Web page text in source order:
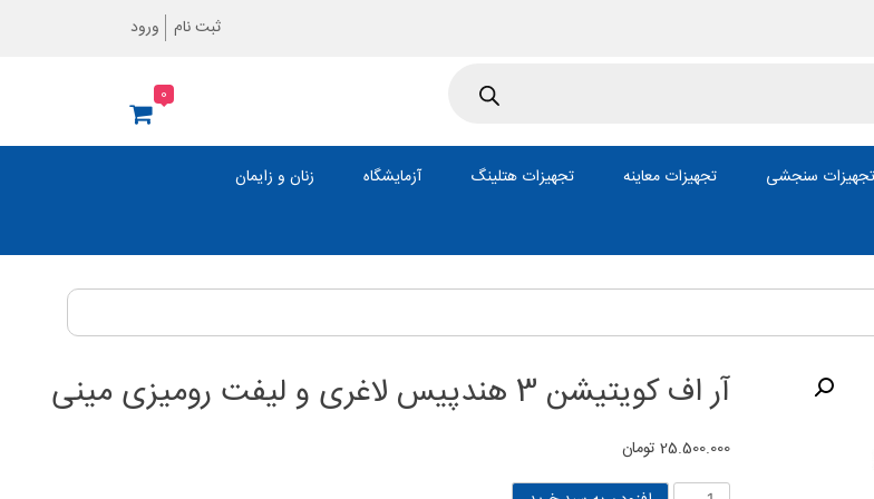
ثبت نام ورود
0
تجهیزات سنجشی تجهیزات معاینه تجهیزات هتلینگ آزمایشگاه
زنان و زایمان
آر اف کویتیشن 3 هندپیس لاغری و لیفت رومیزی مینی
25.500.000 تومان